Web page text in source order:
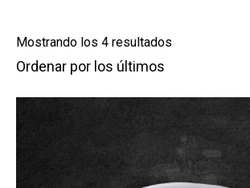
Mostrando los 4 resultados